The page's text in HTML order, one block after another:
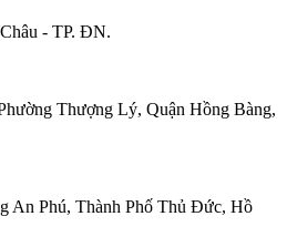
- TP. ĐN.
Thượng Lý, Quận Hồng Bàng,
An Phú, Thành Phố Thủ Đức, Hồ